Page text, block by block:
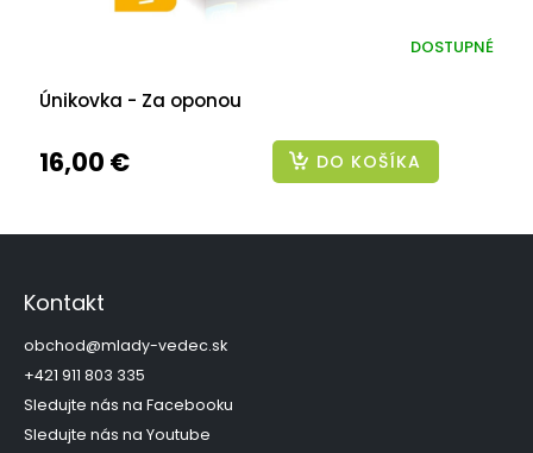
Únikovka - Za oponou
DOSTUPNÉ
16,00 € DO KOŠÍKA
Z
Kontakt
obchod@mlady-vedec.sk
+421 911 803 335
Sledujte nás na Facebooku
Sledujte nás na Youtube